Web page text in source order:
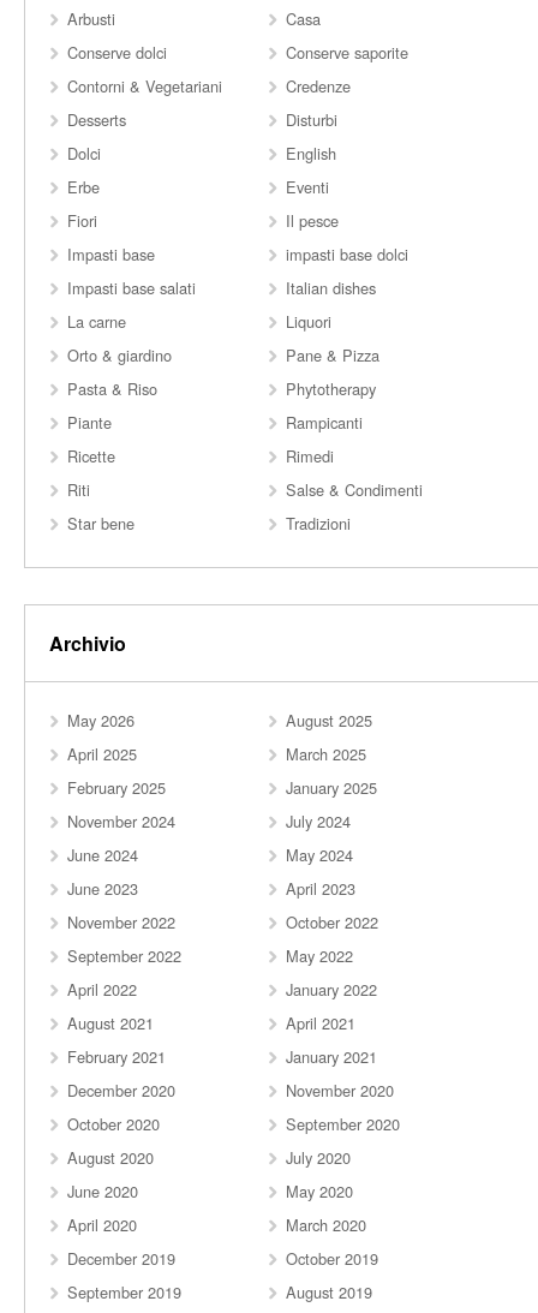
Arbusti
Casa
Conserve dolci
Conserve saporite
Contorni & Vegetariani
Credenze
Desserts
Disturbi
Dolci
English
Erbe
Eventi
Fiori
Il pesce
Impasti base
impasti base dolci
Impasti base salati
Italian dishes
La carne
Liquori
Orto & giardino
Pane & Pizza
Pasta & Riso
Phytotherapy
Piante
Rampicanti
Ricette
Rimedi
Riti
Salse & Condimenti
Star bene
Tradizioni
Archivio
May 2026
August 2025
April 2025
March 2025
February 2025
January 2025
November 2024
July 2024
June 2024
May 2024
June 2023
April 2023
November 2022
October 2022
September 2022
May 2022
April 2022
January 2022
August 2021
April 2021
February 2021
January 2021
December 2020
November 2020
October 2020
September 2020
August 2020
July 2020
June 2020
May 2020
April 2020
March 2020
December 2019
October 2019
September 2019
August 2019